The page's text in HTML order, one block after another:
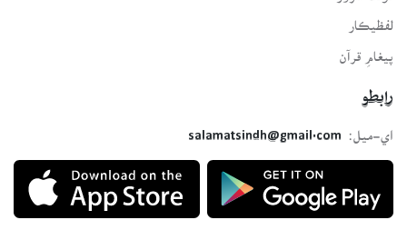
لفظيڪار
پيغامِ قرآن
رابطو
اي-ميل:
salamatsindh@gmail.com